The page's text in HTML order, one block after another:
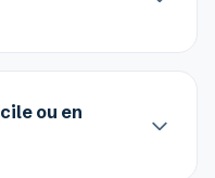
ou en